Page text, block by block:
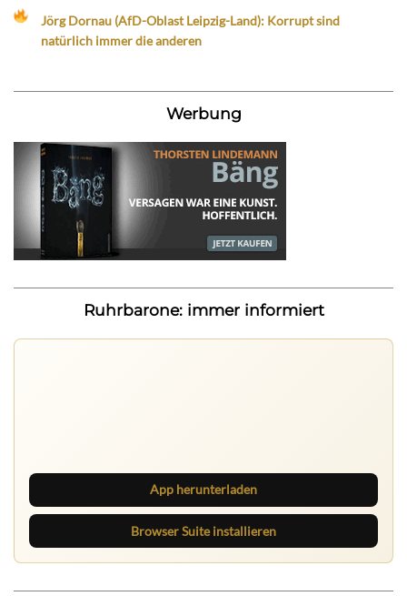
Jörg Dornau (AfD-Oblast Leipzig-Land): Korrupt sind
natürlich immer die anderen
Werbung
Ruhrbarone: immer informiert
App herunterladen
Browser Suite installieren